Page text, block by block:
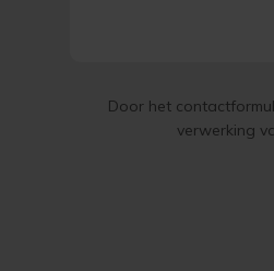
Door het
verwerking